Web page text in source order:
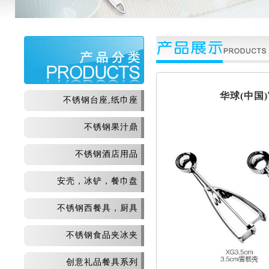
不锈钢台座,纸巾座
不锈钢果汁鼎
不锈钢酒店用品
安壳，冰铲，餐巾盘
不锈钢西餐具，厨具
不锈钢食品夹冰夹
创意礼品餐具系列
华球(中